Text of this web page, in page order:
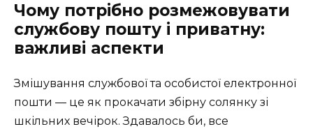
Чому потрібно розмежовувати
службову пошту і приватну:
важливі аспекти
Змішування службової та особистої електронної
пошти — це як прокачати збірну солянку зі
шкільних вечірок. Здавалось би, все